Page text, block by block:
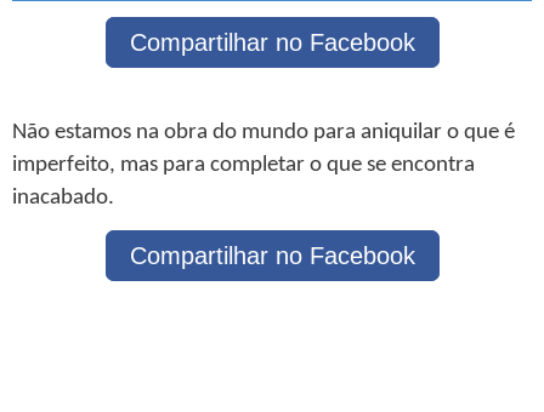
Compartilhar no Facebook
Não estamos na obra do mundo para aniquilar o que é
imperfeito, mas para completar o que se encontra
inacabado.
Compartilhar no Facebook